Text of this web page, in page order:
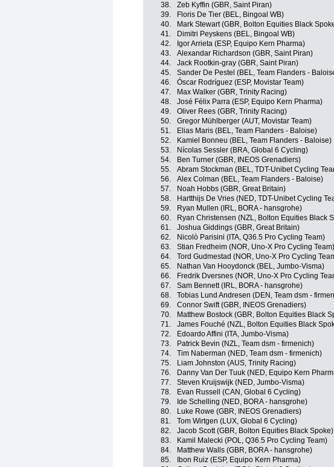
38.
Zeb Kyffin (GBR, Saint Piran)
39.
Floris De Tier (BEL, Bingoal WB)
40.
Mark Stewart (GBR, Bolton Equities Black
41.
Dimitri Peyskens (BEL, Bingoal WB)
42.
Igor Arrieta (ESP, Equipo Kern Pharma)
43.
Alexandar Richardson (GBR, Saint Piran)
44.
Jack Rootkin-gray (GBR, Saint Piran)
45.
Sander De Pestel (BEL, Team Flanders -
46.
Óscar Rodríguez (ESP, Movistar Team)
47.
Max Walker (GBR, Trinity Racing)
48.
José Félix Parra (ESP, Equipo Kern Pharma)
49.
Oliver Rees (GBR, Trinity Racing)
50.
Gregor Mühlberger (AUT, Movistar Team)
51.
Elias Maris (BEL, Team Flanders - Baloise)
52.
Kamiel Bonneu (BEL, Team Flanders - Baloise)
53.
Nícolas Sessler (BRA, Global 6 Cycling)
54.
Ben Turner (GBR, INEOS Grenadiers)
55.
Abram Stockman (BEL, TDT-Unibet Cycling
56.
Alex Colman (BEL, Team Flanders - Baloise)
57.
Noah Hobbs (GBR, Great Britain)
58.
Hartthijs De Vries (NED, TDT-Unibet Cycling
59.
Ryan Mullen (IRL, BORA - hansgrohe)
60.
Ryan Christensen (NZL, Bolton Equities Black
61.
Joshua Giddings (GBR, Great Britain)
62.
Nicolò Parisini (ITA, Q36.5 Pro Cycling Team)
63.
Stian Fredheim (NOR, Uno-X Pro Cycling Team)
64.
Tord Gudmestad (NOR, Uno-X Pro Cycling
65.
Nathan Van Hooydonck (BEL, Jumbo-Visma)
66.
Fredrik Dversnes (NOR, Uno-X Pro Cycling
67.
Sam Bennett (IRL, BORA - hansgrohe)
68.
Tobias Lund Andresen (DEN, Team dsm -
69.
Connor Swift (GBR, INEOS Grenadiers)
70.
Matthew Bostock (GBR, Bolton Equities Black
71.
James Fouché (NZL, Bolton Equities Black
72.
Edoardo Affini (ITA, Jumbo-Visma)
73.
Patrick Bevin (NZL, Team dsm - firmenich)
74.
Tim Naberman (NED, Team dsm - firmenich)
75.
Liam Johnston (AUS, Trinity Racing)
76.
Danny Van Der Tuuk (NED, Equipo Kern
77.
Steven Kruijswijk (NED, Jumbo-Visma)
78.
Evan Russell (CAN, Global 6 Cycling)
79.
Ide Schelling (NED, BORA - hansgrohe)
80.
Luke Rowe (GBR, INEOS Grenadiers)
81.
Tom Wirtgen (LUX, Global 6 Cycling)
82.
Jacob Scott (GBR, Bolton Equities Black Spoke)
83.
Kamil Malecki (POL, Q36.5 Pro Cycling Team)
84.
Matthew Walls (GBR, BORA - hansgrohe)
85.
Ibon Ruiz (ESP, Equipo Kern Pharma)